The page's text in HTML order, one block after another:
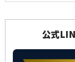
公式